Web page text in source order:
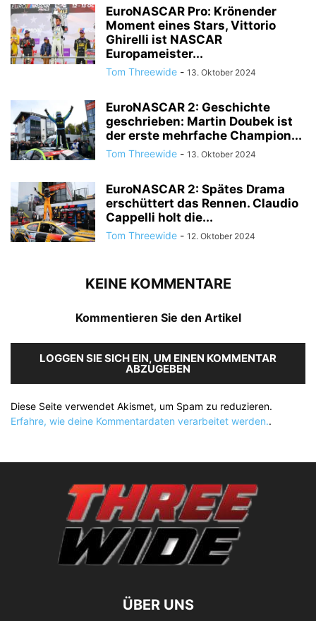
EuroNASCAR Pro: Krönender
Moment eines Stars, Vittorio
Ghirelli ist NASCAR
Europameister...
Tom Threewide - 13. Oktober 2024
EuroNASCAR 2: Geschichte
geschrieben: Martin Doubek ist
der erste mehrfache Champion...
Tom Threewide - 13. Oktober 2024
EuroNASCAR 2: Spätes Drama
erschüttert das Rennen. Claudio
Cappelli holt die...
Tom Threewide - 12. Oktober 2024
KEINE KOMMENTARE
Kommentieren Sie den Artikel
LOGGEN SIE SICH EIN, UM EINEN KOMMENTAR
ABZUGEBEN
Diese Seite verwendet Akismet, um Spam zu reduzieren.
Erfahre, wie deine Kommentardaten verarbeitet werden..
ÜBER UNS